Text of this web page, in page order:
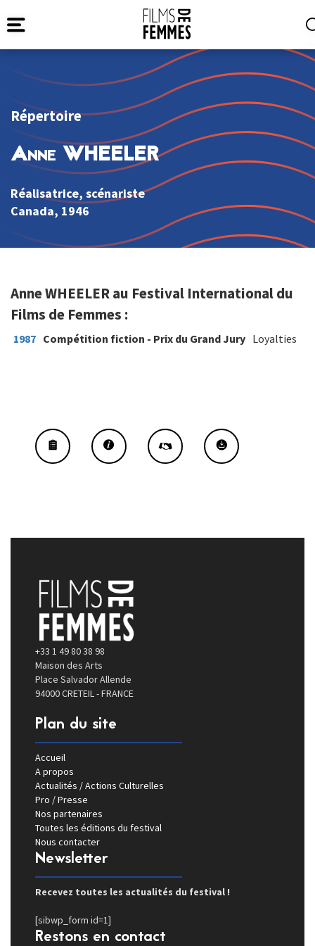
Répertoire
Anne WHEELER
Réalisatrice, scénariste
Canada, 1946
Anne WHEELER au Festival International du
Films de Femmes :
1987 Compétition fiction - Prix du Grand Jury Loyalties
+33 1 49 80 38 98
Maison des Arts
Place Salvador Allende
94000 CRETEIL - FRANCE
Plan du site
Accueil
A propos
Actualités / Actions Culturelles
Pro / Presse
Nos partenaires
Toutes les éditions du festival
Nous contacter
Newsletter
Recevez toutes les actualités du festival !
[sibwp_form id=1]
Restons en contact